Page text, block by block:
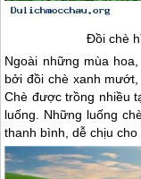
Đồi chè
Ngoài những mùa hoa,
bởi đồi chè xanh
Chè được trồng nhiều
luống. Những luống
thanh bình, dễ chịu cho